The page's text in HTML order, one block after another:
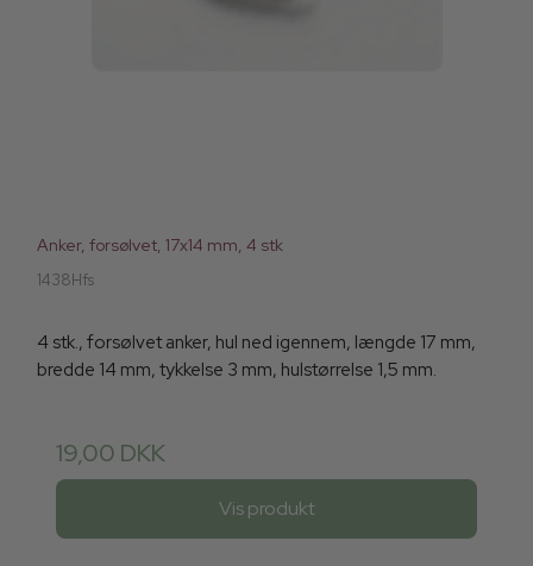
Anker, forsølvet, 17x14 mm, 4 stk
1438Hfs
4 stk., forsølvet anker, hul ned igennem, længde 17 mm,
bredde 14 mm, tykkelse 3 mm, hulstørrelse 1,5 mm.
19,00 DKK
Vis produkt